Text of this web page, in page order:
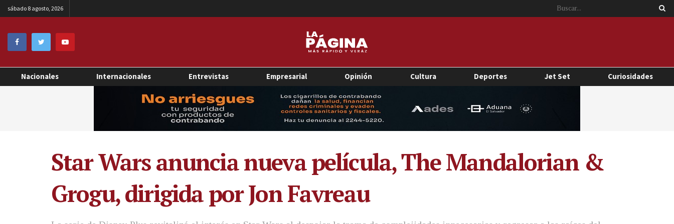
sábado 8 agosto, 2026
Nacionales Internacionales Entrevistas Empresarial Opinión Cultura Deportes Jet Set Curiosidades
Star Wars anuncia nueva película, The Mandalorian &
Grogu, dirigida por Jon Favreau